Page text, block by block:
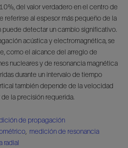
del valor verdadero en el centro de
referirse al espesor más pequeño de la
puede detectar un cambio significativo.
acústica y electromagnética, se
como el alcance del arreglo de
nucleares y de resonancia magnética
durante un intervalo de tiempo
también depende de la velocidad
la precisión requerida.
de propagación
medición de resonancia
radial